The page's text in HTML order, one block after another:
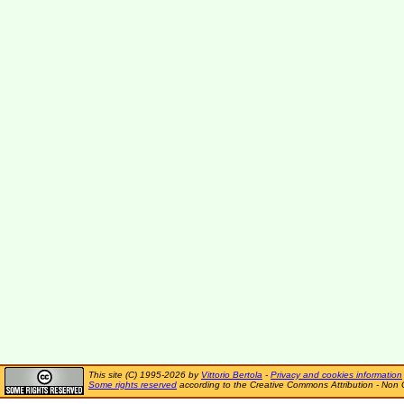
This site (C) 1995-2026 by Vittorio Bertola - Privacy and cookies information
Some rights reserved according to the Creative Commons Attribution - Non